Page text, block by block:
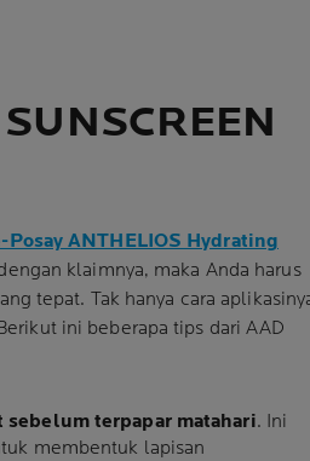
Posay ANTHELIOS Hydrating
klaimnya, maka Anda harus
tepat. Tak hanya cara
ini beberapa tips dari AAD
sebelum terpapar matahari. Ini
membentuk lapisan